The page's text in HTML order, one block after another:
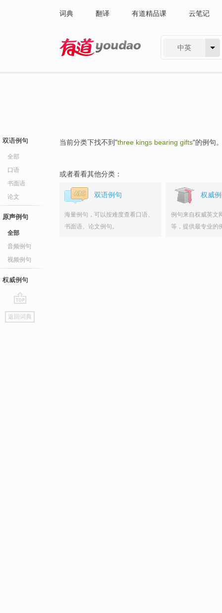
词典 翻译 有道精品课 云笔记
中英
双语例句
全部
口语
书面语
论文
原声例句
全部
音频例句
视频例句
权威例句
go
top
返回词典
当前分类下找不到"three kings bearing gifts"的例句
或者看看其他分类：
双语例句
海量例句，可以按难度查看口语、
书面语、论文例句。
权威
例句来自权威英文
等，提供最专业的